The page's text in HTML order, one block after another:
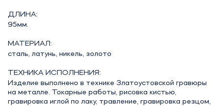
ДЛИНА:
95мм.
МАТЕРИАЛ:
сталь, латунь, никель, золото
ТЕХНИКА ИСПОЛНЕНИЯ:
Изделие выполнено в технике Златоустовской гравюры
на металле. Токарные работы, рисовка кистью,
гравировка иглой по лаку, травление, гравировка резцом,